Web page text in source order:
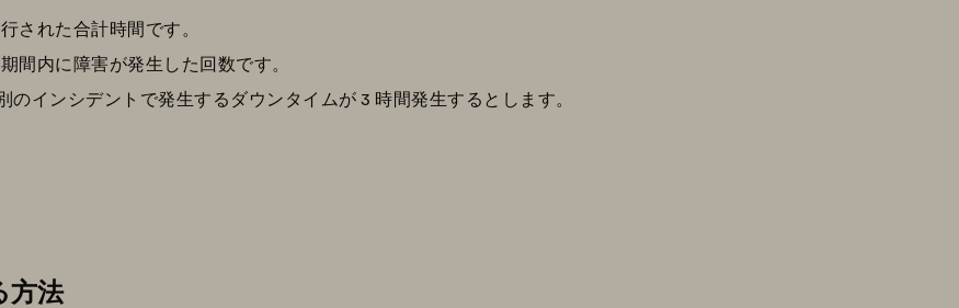
された合計時間です。
間内に障害が発生した回数です。
インシデントで発生するダウンタイムが 3 時間発生するとします。
方法